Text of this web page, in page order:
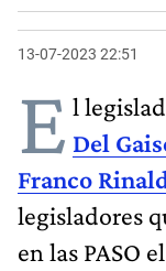
13-07-2023 22:51
E l
Del
Franco
legisladores
en las PASO